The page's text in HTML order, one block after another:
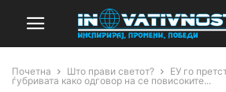
Почетна Што прави светот?
ЕУ го
ѓубривата како одговор на се повисоките...